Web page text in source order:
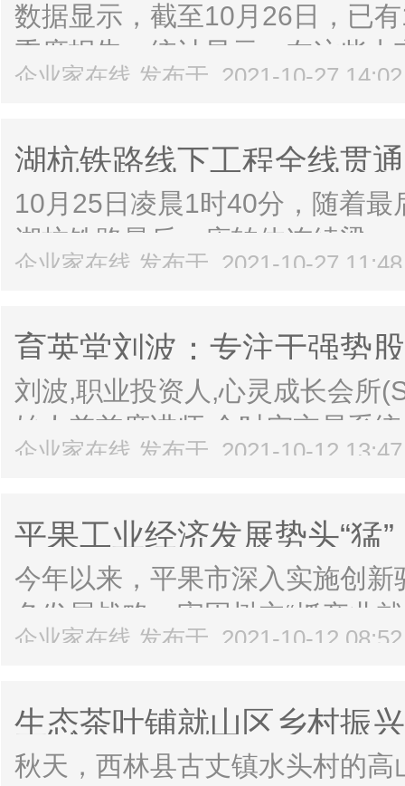
数据显示，截至10月26日，已
季度报告。统计显示，在这些
的股东人数较二季度末有所减
企业家在线 发布于 2021-10-27
湖杭铁路线下工程全线贯
成通车
10月25日凌晨1时40分，随着
湖杭铁路最后一座转体连续
着湖杭铁路下穿工程全线贯通
企业家在线 发布于 2021-10-27
育英堂刘波：专注于强势
立投资人
刘波,职业投资人,心灵成长会所
始人兼首席讲师,全时空交易系
统培训教程》、《涨停操盘》
企业家在线 发布于 2021-10-12
平果工业经济发展势头“猛”
今年以来，平果市深入实施创
色发展战略，牢固树立“抓产业
济、抓产业就是抓未来”的产业
工...
企业家在线 发布于 2021-10-12
生态茶叶铺就山区乡村振
秋天，西林县古丈镇水头村的